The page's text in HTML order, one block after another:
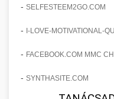
amelyek
útjáról,
virágzó
Érdeklődés
Technikák és
érdeklődésének
- SELFESTEEM2GO.COM
- I-LOVE-MOTIVATIONAL-
- FACEBOOK.COM MMC
- SYNTHASITE.COM